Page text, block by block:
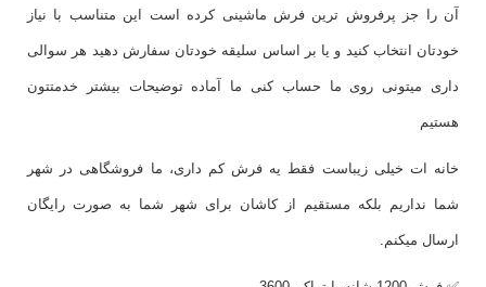
آن را جز پرفروش ترین فرش ماشینی کرده است این متناسب با نیاز
خودتان انتخاب کنید و یا بر اساس سلیقه خودتان سفارش دهید هر سوالی
داری میتونی روی ما حساب کنی ما آماده توضیحات بیشتر خدمتتون
هستیم
خانه ات خیلی زیباست فقط یه فرش کم داری، ما فروشگاهی در شهر
شما نداریم بلکه مستقیم از کاشان برای شهر شما به صورت رایگان
ارسال میکنم.